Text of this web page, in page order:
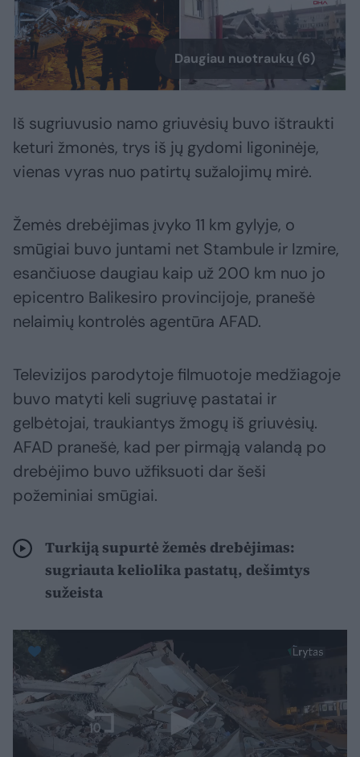
Daugiau nuotraukų (6)
Iš sugriuvusio namo griuvėsių buvo ištraukti
keturi žmonės, trys iš jų gydomi ligoninėje,
vienas vyras nuo patirtų sužalojimų mirė.
Žemės drebėjimas įvyko 11 km gylyje, o
smūgiai buvo juntami net Stambule ir Izmire,
esančiuose daugiau kaip už 200 km nuo jo
epicentro Balikesiro provincijoje, pranešė
nelaimių kontrolės agentūra AFAD.
Televizijos parodytoje filmuotoje medžiagoje
buvo matyti keli sugriuvę pastatai ir
gelbėtojai, traukiantys žmogų iš griuvėsių.
AFAD pranešė, kad per pirmąją valandą po
drebėjimo buvo užfiksuoti dar šeši
požeminiai smūgiai.
Turkiją supurtė žemės drebėjimas:
sugriauta keliolika pastatų, dešimtys
sužeista